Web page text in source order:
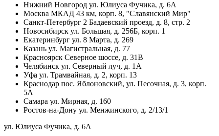
Нижний Новгород ул. Юлиуса Фучика, д. 6А
Москва МКАД 43 км, корп. 8, "Славянский Мир"
Санкт-Петербург 2 Бадаевский проезд, д. 8, стр. 2
Новосибирск ул. Большая, д. 256Б, корп. 1
Екатеринбург ул. 8 Марта, д. 269
Казань ул. Магистральная, д. 77
Красноярск Северное шоссе, д. 31В
Челябинск ул. Северный луч, д. 1А
Уфа ул. Трамвайная, д. 2, корп. 13
Краснодар пос. Яблоновский, ул. Песочная, д. 3, корп.
5А
Самара ул. Мирная, д. 160
Ростов-на-Дону ул. Менжинского, д. 2/13/1
ул. Юлиуса Фучика, д. 6А